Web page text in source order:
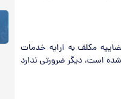
مکلف به ارایه خدمات
است، دیگر ضرورتی ندارد